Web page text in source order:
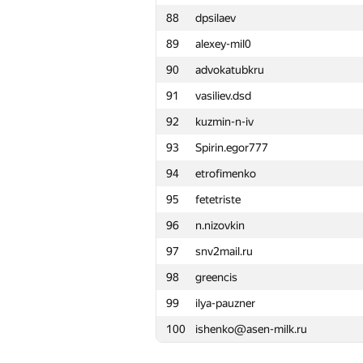
88
dpsilaev
89
alexey-mil0
90
advokatubkru
91
vasiliev.dsd
92
kuzmin-n-iv
93
Spirin.egor777
94
etrofimenko
95
fetetriste
96
n.nizovkin
97
snv2mail.ru
98
greencis
99
ilya-pauzner
100
ishenko@asen-milk.ru
65
namnefternamn
66
dimk.007
67
vas.and.tor
68
Piotr Nawrot
69
Андрей Борзяк
70
atokarev82
71
yabberd
72
Matthew Strechen
73
Rasmus
74
Кашин Андрей
75
alexbmstu
76
stricker-fer
77
peter.alexeev